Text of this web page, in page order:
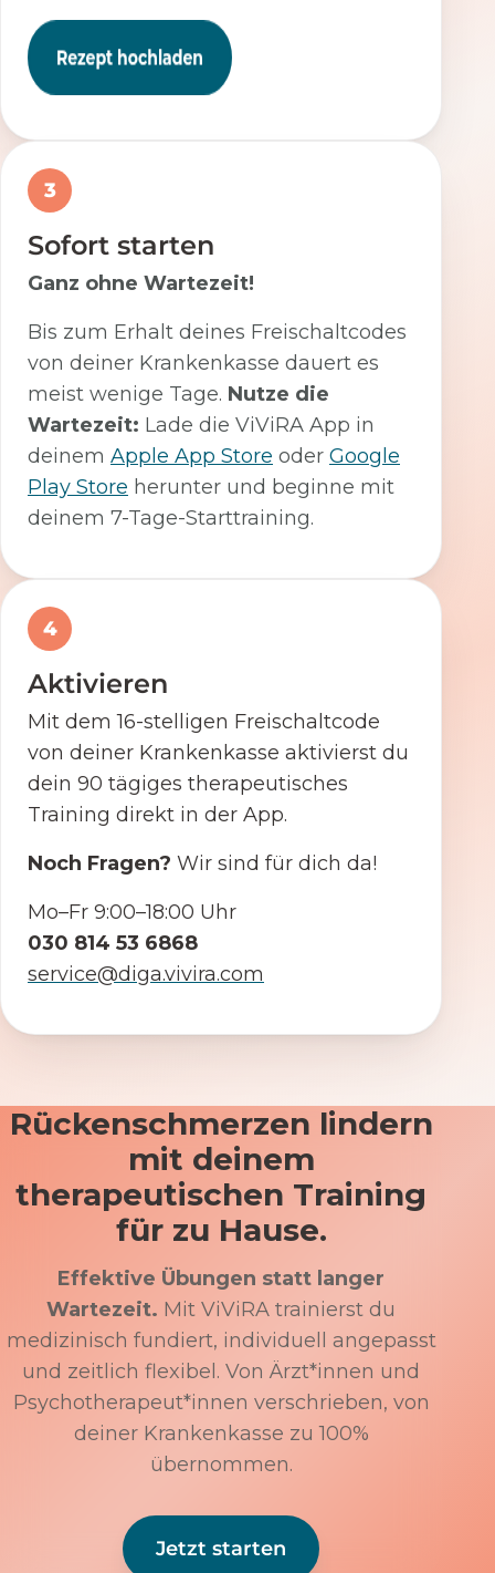
3
Sofort starten
Ganz ohne Wartezeit!
Bis zum Erhalt deines Freischaltcodes
von deiner Krankenkasse dauert es
meist wenige Tage. Nutze die
Wartezeit: Lade die ViViRA App in
deinem Apple App Store oder Google
Play Store herunter und beginne mit
deinem 7-Tage-Starttraining.
4
Aktivieren
Mit dem 16-stelligen Freischaltcode
von deiner Krankenkasse aktivierst du
dein 90 tägiges therapeutisches
Training direkt in der App.
Noch Fragen? Wir sind für dich da!
Mo–Fr 9:00–18:00 Uhr
030 814 53 6868
service@diga.vivira.com
Rückenschmerzen lindern
mit deinem
therapeutischen Training
für zu Hause.
Effektive Übungen statt langer
Wartezeit. Mit ViViRA trainierst du
medizinisch fundiert, individuell angepasst
und zeitlich flexibel. Von Ärzt*innen und
Psychotherapeut*innen verschrieben, von
deiner Krankenkasse zu 100%
übernommen.
Jetzt starten